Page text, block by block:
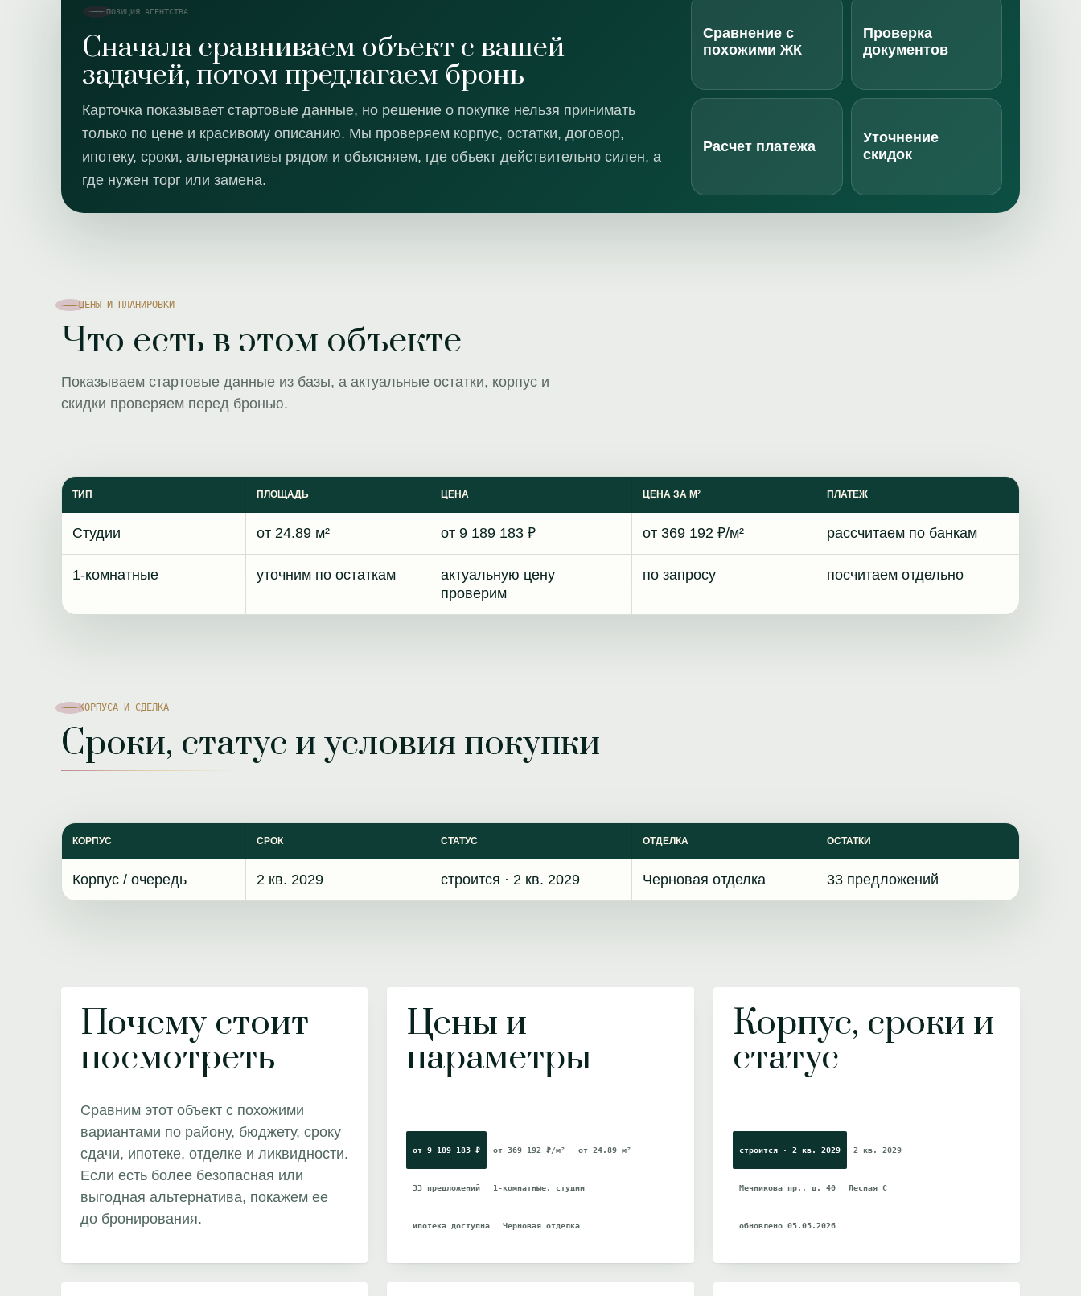
ПОЗИЦИЯ АГЕНТСТВА
Сначала сравниваем объект с вашей
задачей, потом предлагаем бронь
Карточка показывает стартовые данные, но решение о покупке нельзя принимать
только по цене и красивому описанию. Мы проверяем корпус, остатки, договор,
ипотеку, сроки, альтернативы рядом и объясняем, где объект действительно силен, а
где нужен торг или замена.
Сравнение с
похожими ЖК
Проверка
документов
Расчет платежа
Уточнение
скидок
ЦЕНЫ И ПЛАНИРОВКИ
Что есть в этом объекте
Показываем стартовые данные из базы, а актуальные остатки, корпус и
скидки проверяем перед бронью.
ТИП ПЛОЩАДЬ ЦЕНА ЦЕНА ЗА М² ПЛАТЕЖ
Студии от 24.89 м² от 9 189 183 ₽ от 369 192 ₽/м² рассчитаем по банкам
1-комнатные уточним по остаткам
актуальную цену
проверим
по запросу посчитаем отдельно
КОРПУСА И СДЕЛКА
Сроки, статус и условия покупки
КОРПУС СРОК СТАТУС ОТДЕЛКА ОСТАТКИ
Корпус / очередь 2 кв. 2029 строится · 2 кв. 2029 Черновая отделка 33 предложений
Почему стоит
посмотреть
Сравним этот объект с похожими
вариантами по району, бюджету, сроку
сдачи, ипотеке, отделке и ликвидности.
Если есть более безопасная или
выгодная альтернатива, покажем ее
до бронирования.
Цены и
параметры
от 9 189 183 ₽ от 369 192 ₽/м² от 24.89 м²
33 предложений 1-комнатные, студии
ипотека доступна Черновая отделка
Корпус, сроки и
статус
строится · 2 кв. 2029 2 кв. 2029
Мечникова пр., д. 40 Лесная С
обновлено 05.05.2026